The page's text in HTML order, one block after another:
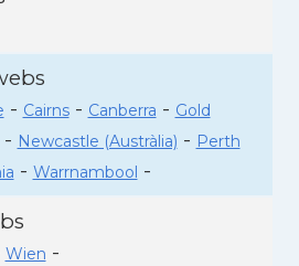
- Cairns- Canberra - Gold
- Newcastle (Austràlia) - Perth
- Warrnambool -
Wien -